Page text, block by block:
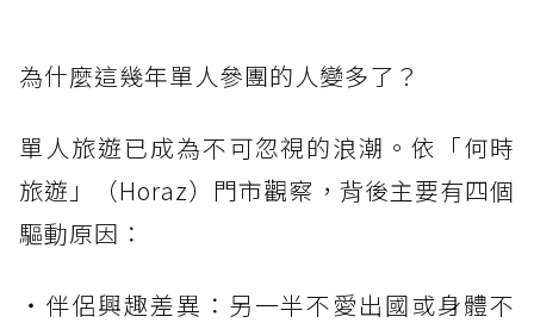
為什麼這幾年單人參團的人變多了？
單人旅遊已成為不可忽視的浪潮。依「何時
旅遊」（Horaz）門市觀察，背後主要有四個
驅動原因：
・伴侶興趣差異：另一半不愛出國或身體不